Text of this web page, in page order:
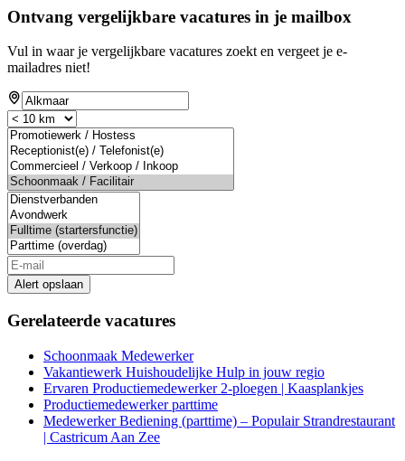
Ontvang vergelijkbare vacatures in je mailbox
Vul in waar je vergelijkbare vacatures zoekt en vergeet je e-
mailadres niet!
Alert opslaan
Gerelateerde vacatures
Schoonmaak Medewerker
Vakantiewerk Huishoudelijke Hulp in jouw regio
Ervaren Productiemedewerker 2-ploegen | Kaasplankjes
Productiemedewerker parttime
Medewerker Bediening (parttime) – Populair Strandrestaurant
| Castricum Aan Zee